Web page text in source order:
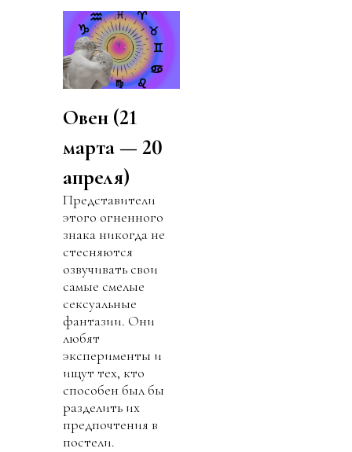
Овен (21
марта — 20
апреля)
Представители
этого огненного
знака никогда не
стесняются
озвучивать свои
самые смелые
сексуальные
фантазии. Они
любят
эксперименты и
ищут тех, кто
способен был бы
разделить их
предпочтения в
постели.